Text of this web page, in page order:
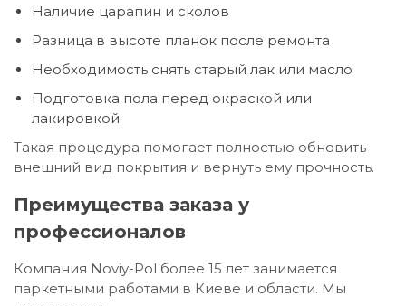
Наличие царапин и сколов
Разница в высоте планок после ремонта
Необходимость снять старый лак или масло
Подготовка пола перед окраской или
лакировкой
Такая процедура помогает полностью обновить
внешний вид покрытия и вернуть ему прочность.
Преимущества заказа у
профессионалов
Компания Noviy-Pol более 15 лет занимается
паркетными работами в Киеве и области. Мы